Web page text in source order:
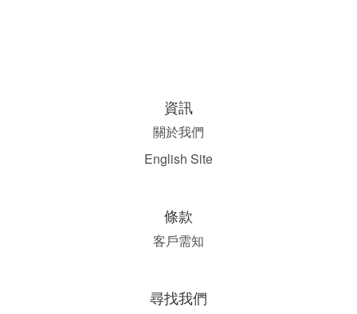
資訊
關於我們
English Site
條款
客戶需知
尋找我們